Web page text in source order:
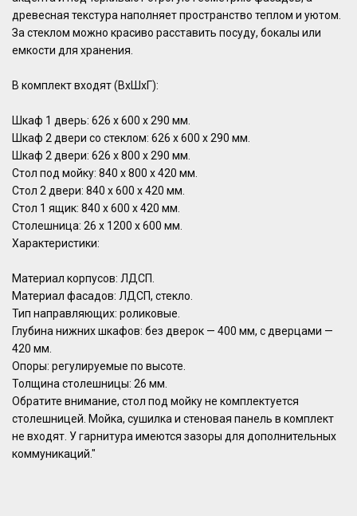
древесная текстура наполняет пространство теплом и уютом.
За стеклом можно красиво расставить посуду, бокалы или
емкости для хранения.
В комплект входят (ВхШхГ):
Шкаф 1 дверь: 626 х 600 х 290 мм.
Шкаф 2 двери со стеклом: 626 х 600 х 290 мм.
Шкаф 2 двери: 626 х 800 х 290 мм.
Стол под мойку: 840 х 800 х 420 мм.
Стол 2 двери: 840 х 600 х 420 мм.
Стол 1 ящик: 840 х 600 х 420 мм.
Столешница: 26 х 1200 х 600 мм.
Характеристики:
Материал корпусов: ЛДСП.
Материал фасадов: ЛДСП, стекло.
Тип направляющих: роликовые.
Глубина нижних шкафов: без дверок — 400 мм, с дверцами —
420 мм.
Опоры: регулируемые по высоте.
Толщина столешницы: 26 мм.
Обратите внимание, стол под мойку не комплектуется
столешницей. Мойка, сушилка и стеновая панель в комплект
не входят. У гарнитура имеются зазоры для дополнительных
коммуникаций."